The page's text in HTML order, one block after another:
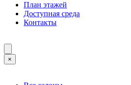
План этажей
Доступная среда
Контакты
×